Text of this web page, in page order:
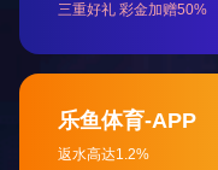
网站地图|RSS|XML|
备案号：陕ICP备19012720